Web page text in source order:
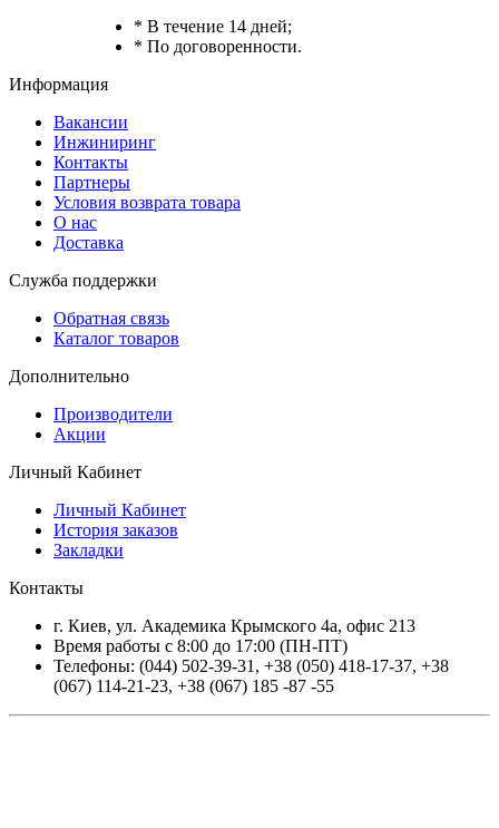
* В течение 14 дней;
* По договоренности.
Информация
Вакансии
Инжиниринг
Контакты
Партнеры
Условия возврата товара
О нас
Доставка
Служба поддержки
Обратная связь
Каталог товаров
Дополнительно
Производители
Акции
Личный Кабинет
Личный Кабинет
История заказов
Закладки
Контакты
г. Киев, ул. Академика Крымского 4а, офис 213
Время работы с 8:00 до 17:00 (ПН-ПТ)
Телефоны: (044) 502-39-31 , +38 (050) 418-17-37, +38
(067) 114-21-23, +38 (067) 185 -87 -55